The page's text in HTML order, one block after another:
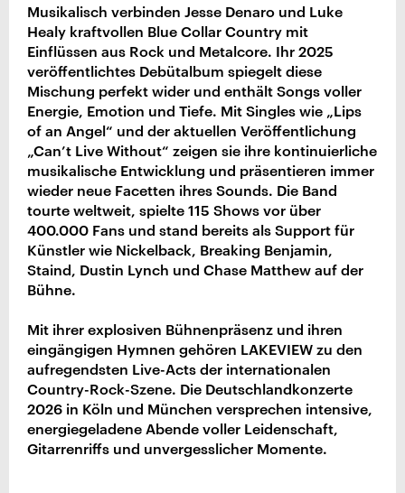
Musikalisch verbinden Jesse Denaro und Luke
Healy kraftvollen Blue Collar Country mit
Einflüssen aus Rock und Metalcore. Ihr 2025
veröffentlichtes Debütalbum spiegelt diese
Mischung perfekt wider und enthält Songs voller
Energie, Emotion und Tiefe. Mit Singles wie „Lips
of an Angel“ und der aktuellen Veröffentlichung
„Can’t Live Without“ zeigen sie ihre kontinuierliche
musikalische Entwicklung und präsentieren immer
wieder neue Facetten ihres Sounds. Die Band
tourte weltweit, spielte 115 Shows vor über
400.000 Fans und stand bereits als Support für
Künstler wie Nickelback, Breaking Benjamin,
Staind, Dustin Lynch und Chase Matthew auf der
Bühne.
Mit ihrer explosiven Bühnenpräsenz und ihren
eingängigen Hymnen gehören LAKEVIEW zu den
aufregendsten Live-Acts der internationalen
Country-Rock-Szene. Die Deutschlandkonzerte
2026 in Köln und München versprechen intensive,
energiegeladene Abende voller Leidenschaft,
Gitarrenriffs und unvergesslicher Momente.